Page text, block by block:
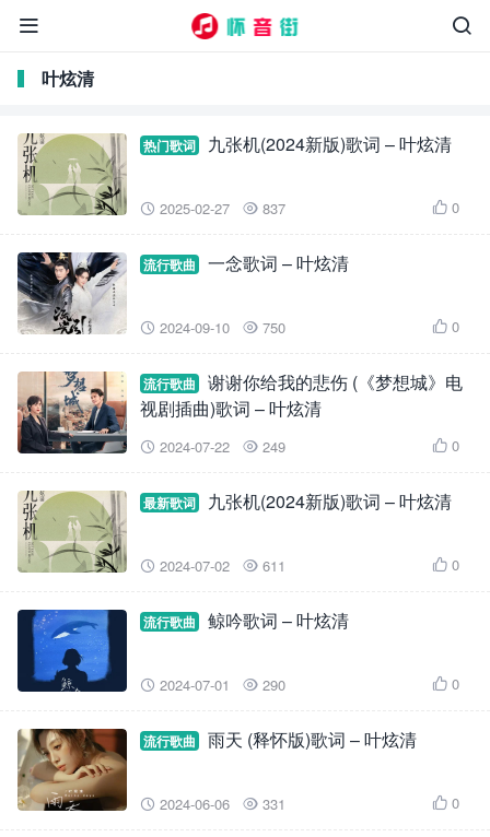


叶炫清
热门歌词 九张机(2024新版)歌词 – 叶炫清
 2025-02-27  837  0
流行歌曲 一念歌词 – 叶炫清
 2024-09-10  750  0
流行歌曲
谢谢你给我的悲伤 (《梦想城》电
视剧插曲)歌词 – 叶炫清
 2024-07-22  249  0
最新歌词 九张机(2024新版)歌词 – 叶炫清
 2024-07-02  611  0
流行歌曲 鲸吟歌词 – 叶炫清
 2024-07-01  290  0
流行歌曲 雨天 (释怀版)歌词 – 叶炫清
 2024-06-06  331  0